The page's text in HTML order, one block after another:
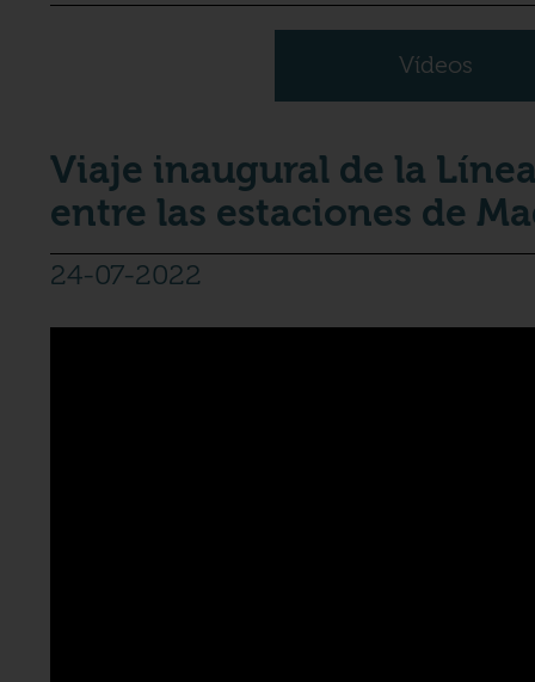
Vídeos
Viaje inaugural de la
entre las estaciones de
24-07-2022